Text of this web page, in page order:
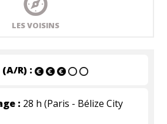
LES VOISINS
R) :
: 28 h (Paris - Bélize City